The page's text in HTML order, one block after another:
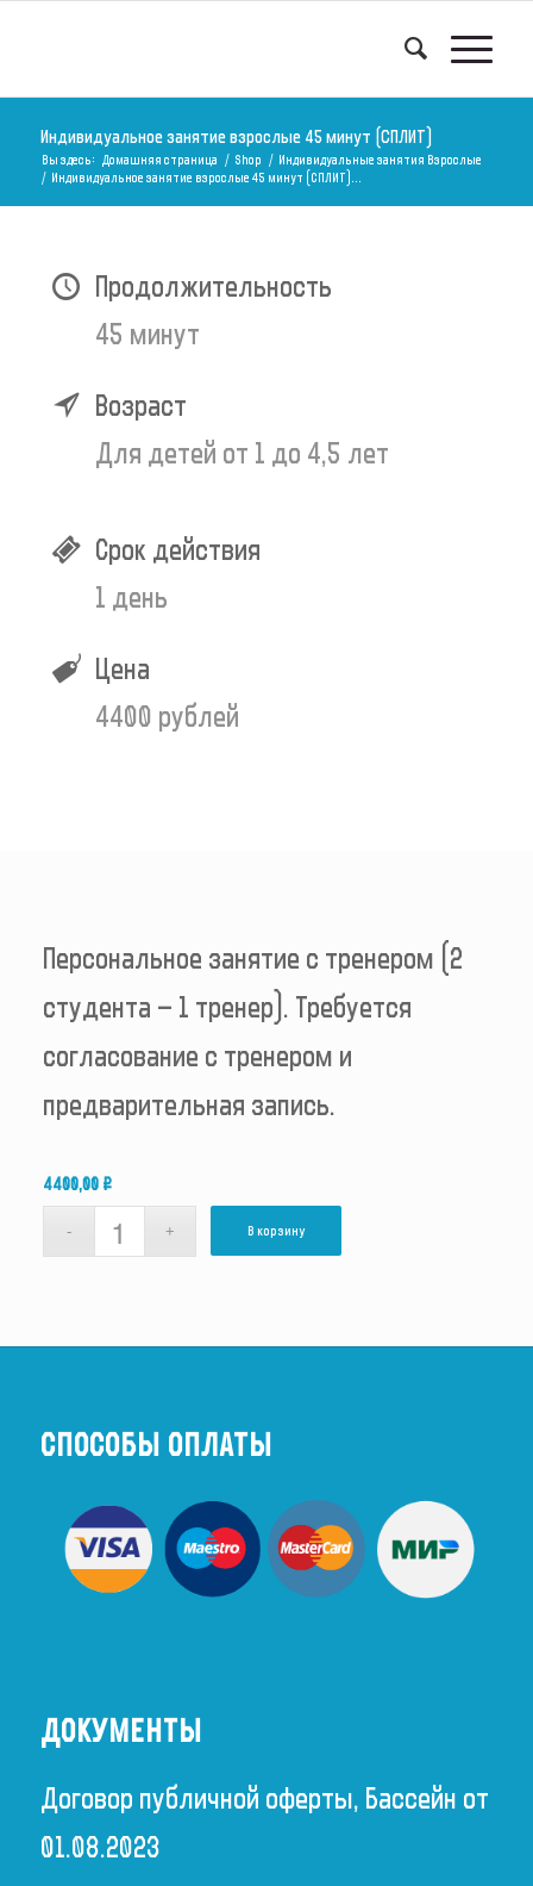
Индивидуальное занятие взрослые 45 минут (СПЛИТ)
Вы здесь: Домашняя страница / Shop / Индивидуальные занятия Взрослые
/ Индивидуальное занятие взрослые 45 минут (СПЛИТ)...
Продолжительность
45 минут
Возраст
Для детей от 1 до 4,5 лет
Срок действия
1 день
Цена
4400 рублей
Персональное занятие с тренером (2
студента – 1 тренер). Требуется
согласование с тренером и
предварительная запись.
4400,00 ₽
В корзину
СПОСОБЫ ОПЛАТЫ
ДОКУМЕНТЫ
Договор публичной оферты, Бассейн от
01.08.2023